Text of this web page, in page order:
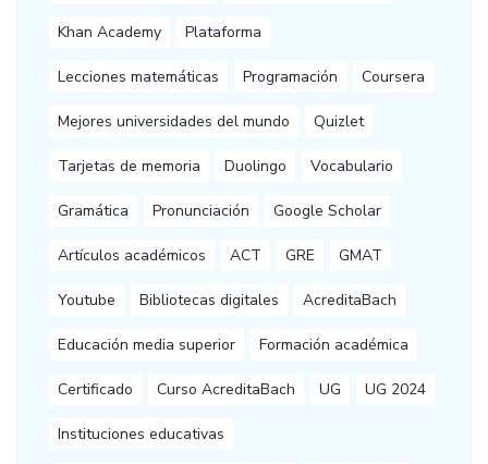
Khan Academy Plataforma
Lecciones matemáticas Programación Coursera
Mejores universidades del mundo Quizlet
Tarjetas de memoria Duolingo Vocabulario
Gramática Pronunciación Google Scholar
Artículos académicos ACT GRE GMAT
Youtube Bibliotecas digitales AcreditaBach
Educación media superior Formación académica
Certificado Curso AcreditaBach UG UG 2024
Instituciones educativas